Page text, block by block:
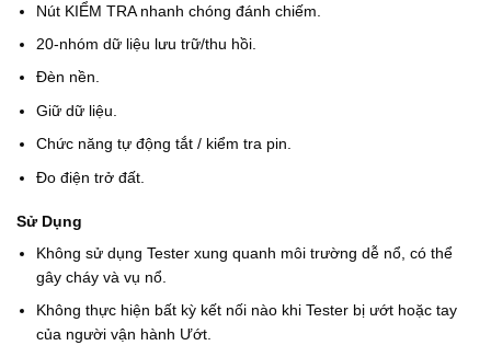
Nút KIỂM TRA nhanh chóng đánh chiếm.
20-nhóm dữ liệu lưu trữ/thu hồi.
Đèn nền.
Giữ dữ liệu.
Chức năng tự động tắt / kiểm tra pin.
Đo điện trở đất.
Sử Dụng
Không sử dụng Tester xung quanh môi trường dễ nổ, có thể
gây cháy và vụ nổ.
Không thực hiện bất kỳ kết nối nào khi Tester bị ướt hoặc tay
của người vận hành Ướt.